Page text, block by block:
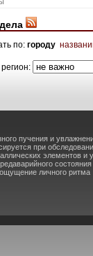
по: городу
пучения и
при
элементов и
состояния
личного ритма